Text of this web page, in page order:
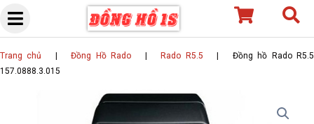
Skip
content
Trang chủ |Đồng Hồ Rado Rado R5.5
Đồng hồ Rado R5.5
157.0888.3.015